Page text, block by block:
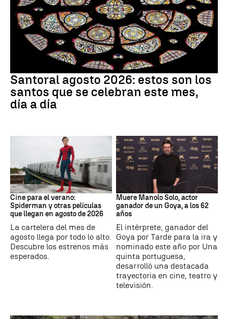
Santoral agosto 2026: estos son los
santos que se celebran este mes,
día a día
Cine
Cine para el verano:
Spiderman y otras películas
que llegan en agosto de 2026
La cartelera del mes de
agosto llega por todo lo alto.
Descubre los estrenos más
esperados.
Actor
Muere Manolo Solo, actor
ganador de un Goya, a los 62
años
El intérprete, ganador del
Goya por Tarde para la ira y
nominado este año por Una
quinta portuguesa,
desarrolló una destacada
trayectoria en cine, teatro y
televisión.